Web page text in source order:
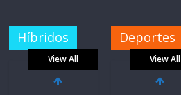
Híbridos
View All
Deportes
View All